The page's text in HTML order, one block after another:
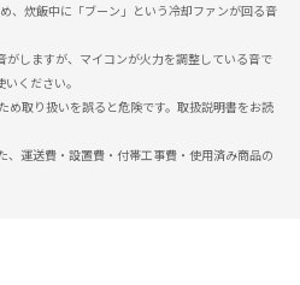
、炊飯中に「ブーン」という冷却ファンが回る音
がしますが、マイコンが火力を調整している音で
ください。
取り扱いを誤ると危険です。取扱説明書をお読
運送費・設置費・付帯工事費・使用済み商品の